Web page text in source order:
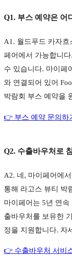
Q1. 부스 예약은 어
A1. 월드푸드 카자흐
페어에서 가능합니
수 있습니다. 마이페
와 연결되어 있어
박람회 부스 예약을
👉 부스 예약 문의하
Q2. 수출바우처로
A2. 네, 마이페어에
통해 라고스 뷰티 박
마이페어는 5년 연
출바우처를 보유한
정을 지원합니다. 자
👉 수출바우처 서비